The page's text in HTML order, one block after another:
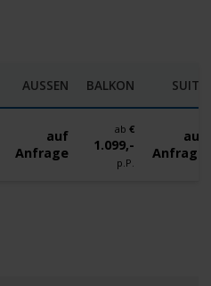
AUSSEN BALKON SUITE
auf
Anfrage
ab€
1.099,-
p.P.
auf
Anfrage